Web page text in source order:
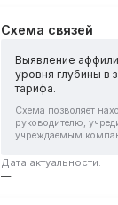
Схема связей
Выявление
уровня глубины в
тарифа.
Схема позволяет
руководителю,
учреждаемым
Дата актуальности:
—